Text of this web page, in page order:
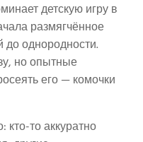
детскую игру в
размягчённое
до однородности.
но опытные
его — комочки
то аккуратно